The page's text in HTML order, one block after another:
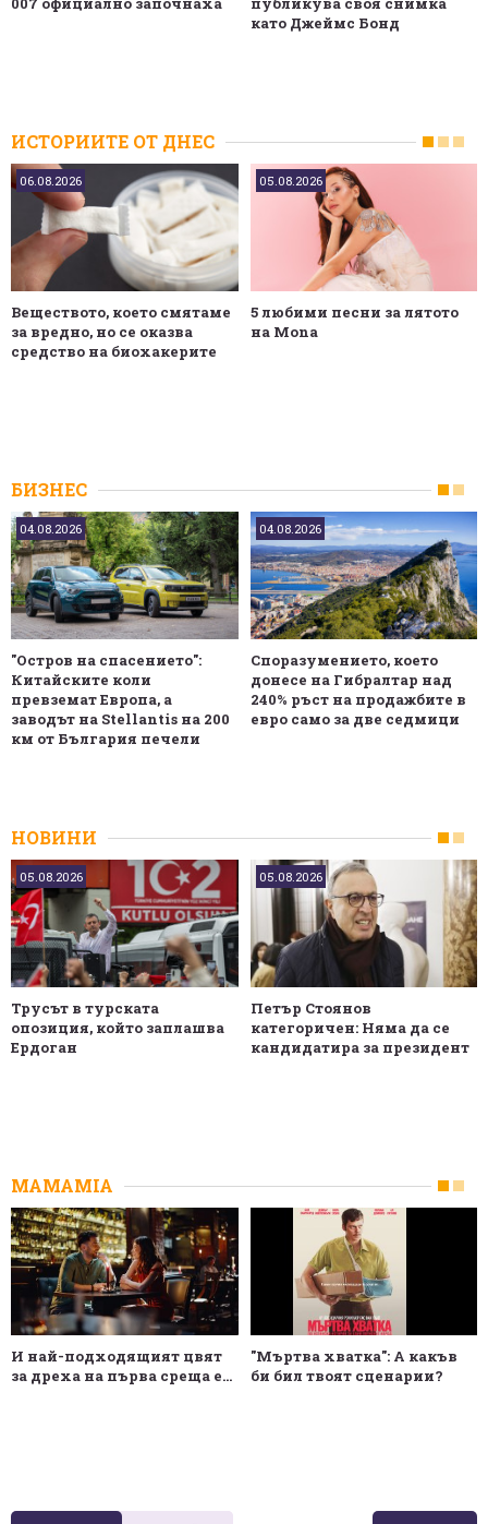
като Джеймс Бонд
ИСТОРИИТЕ ОТ ДНЕС
06.08.2026
Веществото, което смятаме
за вредно, но се оказва
средство на биохакерите
05.08.2026
5 любими песни за лятото
на Mona
БИЗНЕС
04.08.2026
"Остров на спасението":
Китайските коли
превземат Европа, а
заводът на Stellantis на 200
км от България печели
04.08.2026
Споразумението, което
донесе на Гибралтар над
240% ръст на продажбите в
евро само за две седмици
НОВИНИ
05.08.2026
Трусът в турската
опозиция, който заплашва
Ердоган
05.08.2026
Петър Стоянов
категоричен: Няма да се
кандидатира за президент
MAMAMIA
И най-подходящият цвят
за дреха на първа среща е...
"Мъртва хватка": А какъв
би бил твоят сценарии?